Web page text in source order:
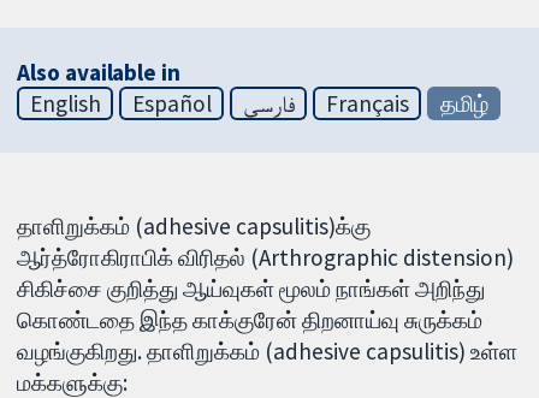
Also available in
English
Español فارسی Français தமிழ்
தாளிறுக்கம் (adhesive capsulitis)க்கு
ஆர்த்ரோகிராபிக் விரிதல் (Arthrographic distension)
சிகிச்சை குறித்து ஆய்வுகள் மூலம் நாங்கள் அறிந்து
கொண்டதை இந்த காக்குரேன் திறனாய்வு சுருக்கம்
வழங்குகிறது. தாளிறுக்கம் (adhesive capsulitis) உள்ள
மக்களுக்கு: